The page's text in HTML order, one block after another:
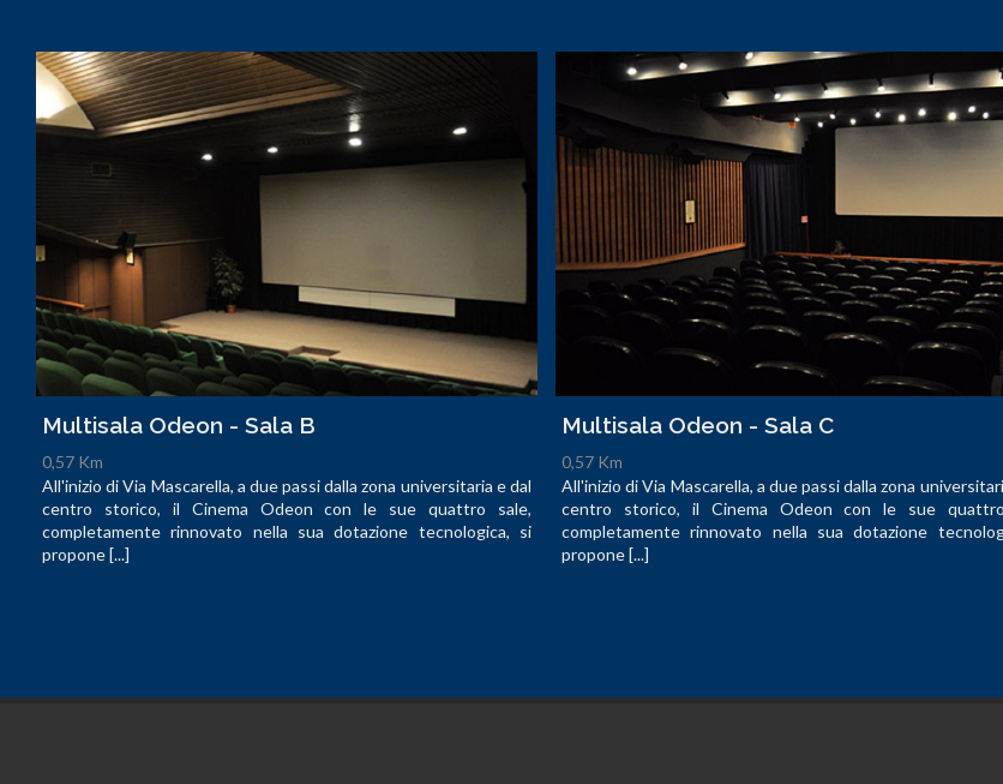
Multisala Odeon - Sala B
0,57 Km
All'inizio di Via Mascarella, a due passi dalla zona universitaria e dal
centro storico, il Cinema Odeon con le sue quattro sale,
completamente rinnovato nella sua dotazione tecnologica, si
propone [...]
Multisala Odeon - Sala C
0,57 Km
All'inizio di Via Mascarella, a due passi dalla zona
centro storico, il Cinema Odeon con le sue
completamente rinnovato nella sua dotazione
propone [...]